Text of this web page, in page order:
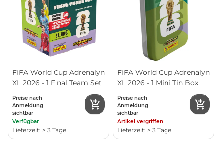
FIFA World Cup Adrenalyn
XL 2026 - 1 Final Team Set
Preise nach
Anmeldung
sichtbar
Verfügbar
Lieferzeit: > 3 Tage
FIFA World Cup Adrenalyn
XL 2026 - 1 Mini Tin Box
Preise nach
Anmeldung
sichtbar
Artikel vergriffen
Lieferzeit: > 3 Tage